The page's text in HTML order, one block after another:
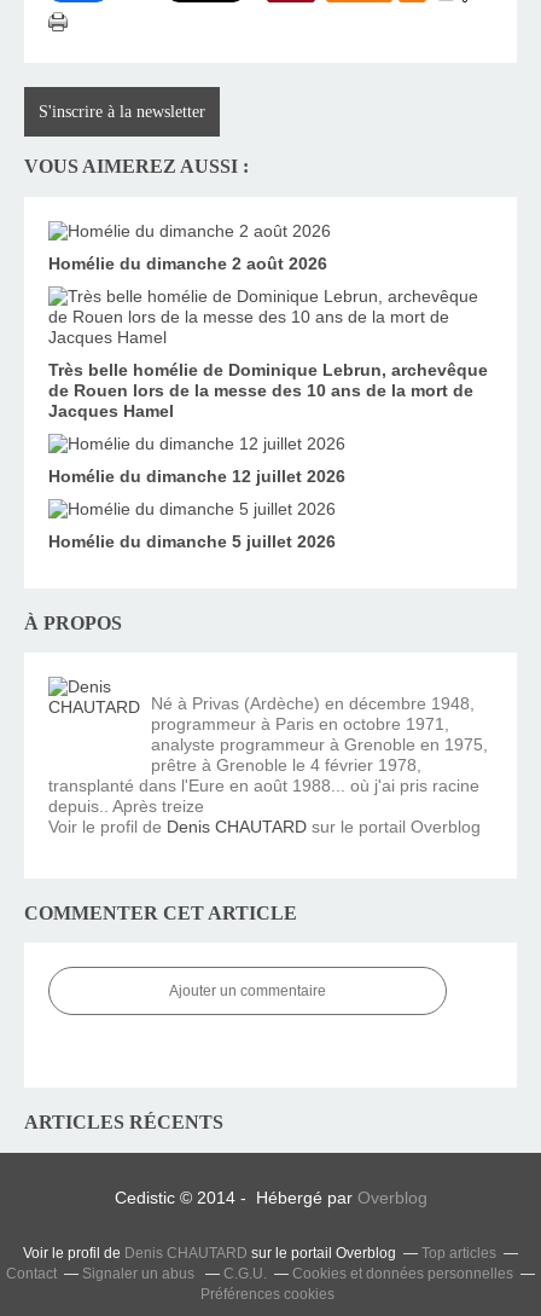
S'inscrire à la newsletter
VOUS AIMEREZ AUSSI :
Homélie du dimanche 2 août 2026
Très belle homélie de Dominique Lebrun, archevêque
de Rouen lors de la messe des 10 ans de la mort de
Jacques Hamel
Homélie du dimanche 12 juillet 2026
Homélie du dimanche 5 juillet 2026
À PROPOS
Né à Privas (Ardèche) en décembre 1948,
programmeur à Paris en octobre 1971,
analyste programmeur à Grenoble en 1975,
prêtre à Grenoble le 4 février 1978,
transplanté dans l'Eure en août 1988... où j'ai pris racine
depuis.. Après treize
Voir le profil de Denis CHAUTARD sur le portail Overblog
COMMENTER CET ARTICLE
Ajouter un commentaire
ARTICLES RÉCENTS
Cedistic © 2014 - Hébergé par Overblog
Voir le profil de Denis CHAUTARD sur le portail Overblog
Top articles
Contact
Signaler un abus C.G.U.
Cookies et données personnelles
Préférences cookies